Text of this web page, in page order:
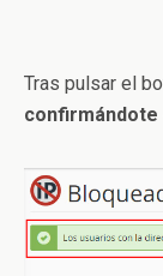
Tras pulsar el
confirmándote